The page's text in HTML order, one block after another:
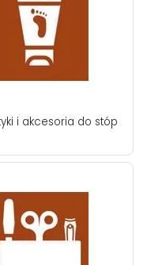
i akcesoria do stóp